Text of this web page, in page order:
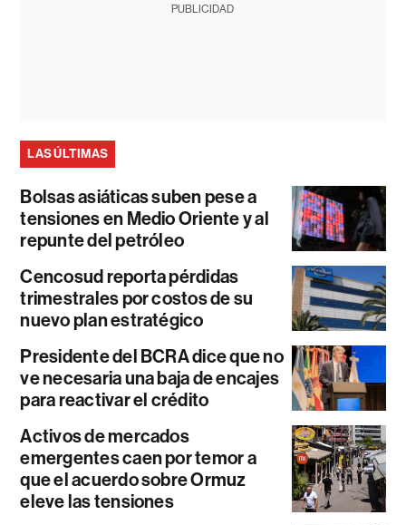
PUBLICIDAD
LAS ÚLTIMAS
Bolsas asiáticas suben pese a
tensiones en Medio Oriente y al
repunte del petróleo
Cencosud reporta pérdidas
trimestrales por costos de su
nuevo plan estratégico
Presidente del BCRA dice que no
ve necesaria una baja de encajes
para reactivar el crédito
Activos de mercados
emergentes caen por temor a
que el acuerdo sobre Ormuz
eleve las tensiones